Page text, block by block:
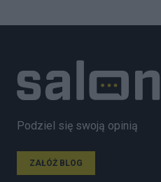
Podziel się swoją opinią
ZAŁÓŻ BLOG